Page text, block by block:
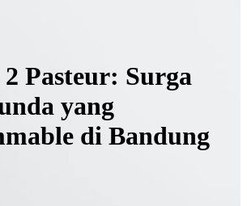
Pasteur: Surga
yang
di Bandung